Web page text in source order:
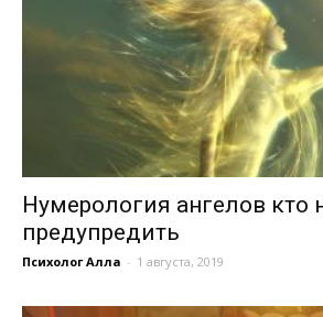
Нумерология ангелов кто
предупредить
Психолог Алла - 1 августа, 2019